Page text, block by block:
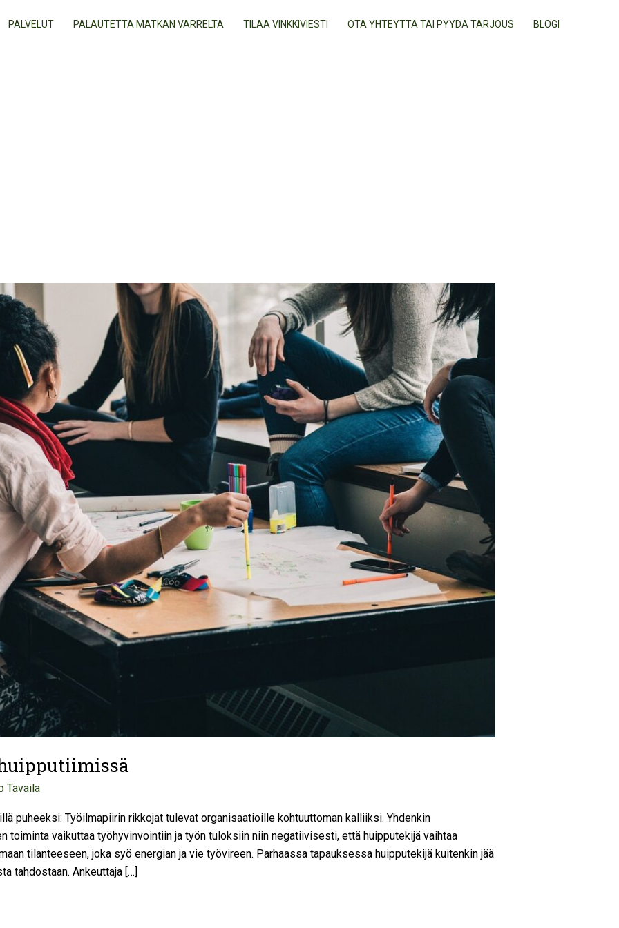
PALVELUT PALAUTETTA MATKAN VARRELTA TILAA VINKKIVIESTI OTA YHTEYTTÄ TAI PYYDÄ TARJOUS BLOGI
Tavaila
puheeksi: Työilmapiirin rikkojat tulevat organisaatioille kohtuuttoman kalliiksi. Yhdenkin
toiminta vaikuttaa työhyvinvointiin ja työn tuloksiin niin negatiivisesti, että huipputekijä vaihtaa
tilanteeseen, joka syö energian ja vie työvireen. Parhaassa tapauksessa huipputekijä kuitenkin jää
tahdostaan. Ankeuttaja […]